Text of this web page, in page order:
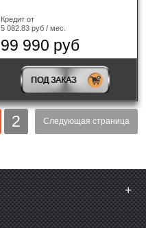
Кредит от
5 082.83 руб / мес.
99 990 руб
ПОД ЗАКАЗ
2 Следующая страница
+